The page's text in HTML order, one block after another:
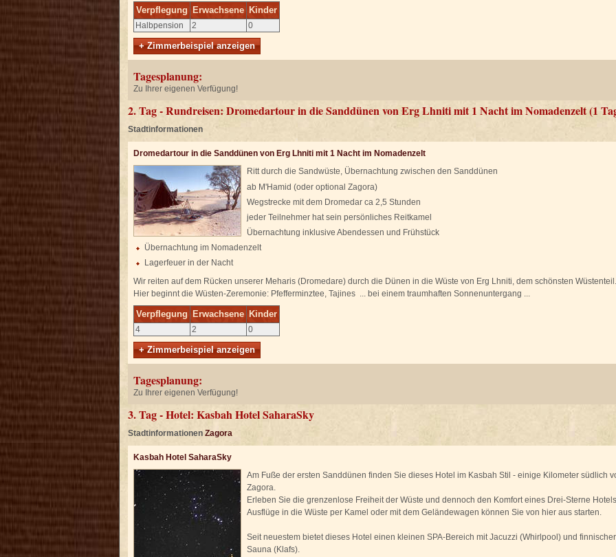
Verpflegung Erwachsene Kinder
Halbpension 2 0
+ Zimmerbeispiel anzeigen
Tagesplanung:
Zu Ihrer eigenen Verfügung!
2. Tag - Rundreisen: Dromedartour in die Sanddünen von Erg Lhniti mit 1 Nacht im Nomadenzelt (1
Stadtinformationen
Dromedartour in die Sanddünen von Erg Lhniti mit 1 Nacht im Nomadenzelt
Ritt durch die Sandwüste, Übernachtung zwischen den Sanddünen
ab M'Hamid (oder optional Zagora)
Wegstrecke mit dem Dromedar ca 2,5 Stunden
jeder Teilnehmer hat sein persönliches Reitkamel
Übernachtung inklusive Abendessen und Frühstück
Übernachtung im Nomadenzelt
Lagerfeuer in der Nacht
Wir reiten auf dem Rücken unserer Meharis (Dromedare) durch die Dünen in die Wüste von Erg Lhniti, dem schönsten Wüstenteil.
Hier beginnt die Wüsten-Zeremonie: Pfefferminztee, Tajines ... bei einem traumhaften Sonnenuntergang ...
Verpflegung Erwachsene Kinder
4 2 0
+ Zimmerbeispiel anzeigen
Tagesplanung:
Zu Ihrer eigenen Verfügung!
3. Tag - Hotel: Kasbah Hotel SaharaSky
Stadtinformationen Zagora
Kasbah Hotel SaharaSky
Am Fuße der ersten Sanddünen finden Sie dieses Hotel im Kasbah Stil - einige Kilometer südlich
Zagora.
Erleben Sie die grenzenlose Freiheit der Wüste und dennoch den Komfort eines Drei-Sterne
Ausflüge in die Wüste per Kamel oder mit dem Geländewagen können Sie von hier aus starten.
Seit neuestem bietet dieses Hotel einen kleinen SPA-Bereich mit Jacuzzi (Whirlpool) und finnischer
Sauna (Klafs).